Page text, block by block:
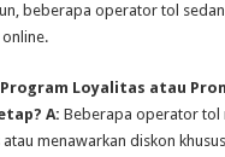
beberapa operator tol
Program Loyalitas atau
A: Beberapa operator tol
menawarkan diskon